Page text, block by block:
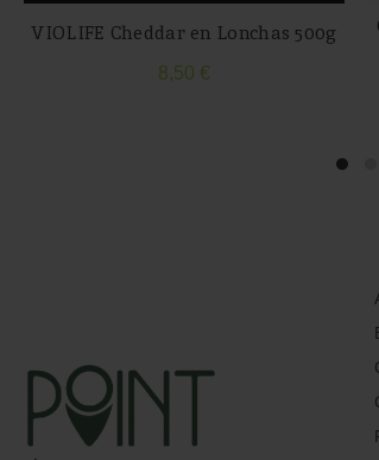
VIOLIFE Cheddar en Lonchas 500g
8,50 €